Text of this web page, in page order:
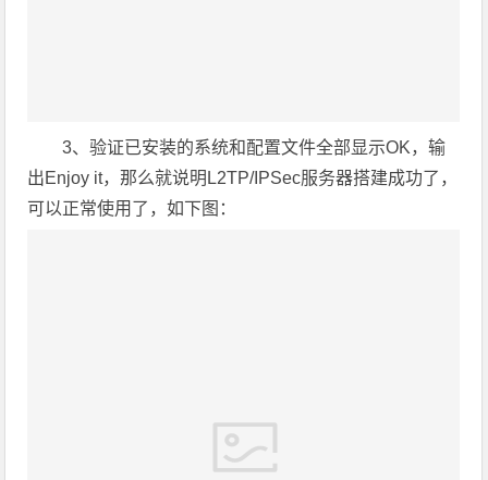
3、验证已安装的系统和配置文件全部显示OK，输
出Enjoy it，那么就说明L2TP/IPSec服务器搭建成功了，
可以正常使用了，如下图：